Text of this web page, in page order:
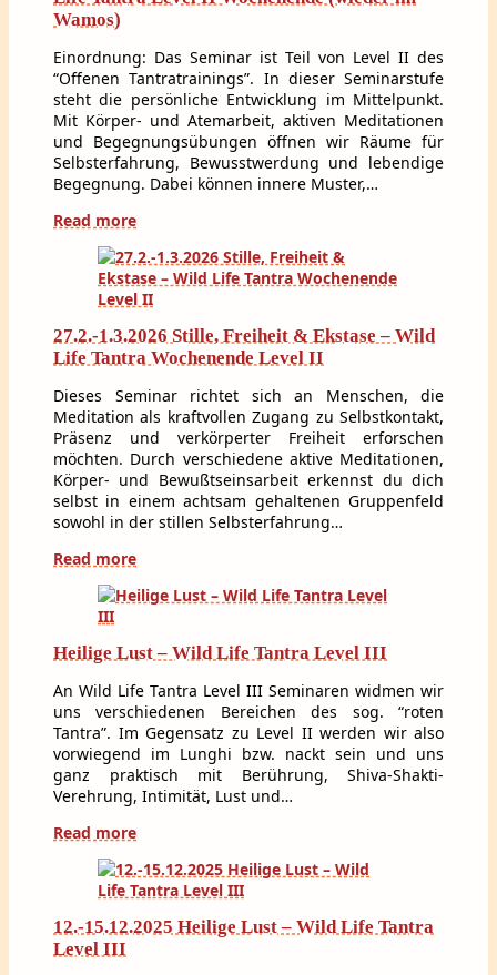
Wamos)
Einordnung: Das Seminar ist Teil von Level II des
“Offenen Tantratrainings”. In dieser Seminarstufe
steht die persönliche Entwicklung im Mittelpunkt.
Mit Körper- und Atemarbeit, aktiven Meditationen
und Begegnungsübungen öffnen wir Räume für
Selbsterfahrung, Bewusstwerdung und lebendige
Begegnung. Dabei können innere Muster,…
Read more
27.2.-1.3.2026 Stille, Freiheit & Ekstase – Wild
Life Tantra Wochenende Level II
Dieses Seminar richtet sich an Menschen, die
Meditation als kraftvollen Zugang zu Selbstkontakt,
Präsenz und verkörperter Freiheit erforschen
möchten. Durch verschiedene aktive Meditationen,
Körper- und Bewußtseinsarbeit erkennst du dich
selbst in einem achtsam gehaltenen Gruppenfeld
sowohl in der stillen Selbsterfahrung…
Read more
Heilige Lust – Wild Life Tantra Level III
An Wild Life Tantra Level III Seminaren widmen wir
uns verschiedenen Bereichen des sog. “roten
Tantra”. Im Gegensatz zu Level II werden wir also
vorwiegend im Lunghi bzw. nackt sein und uns
ganz praktisch mit Berührung, Shiva-Shakti-
Verehrung, Intimität, Lust und…
Read more
12.-15.12.2025 Heilige Lust – Wild Life Tantra
Level III